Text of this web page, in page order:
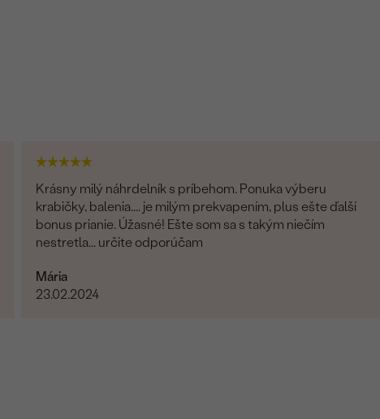
Krásny milý náhrdelník s príbehom. Ponuka výberu
krabičky, balenia.... je milým prekvapením, plus ešte ďalší
bonus prianie. Úžasné! Ešte som sa s takým niečím
nestretla... určite odporúčam
Mária
23.02.2024